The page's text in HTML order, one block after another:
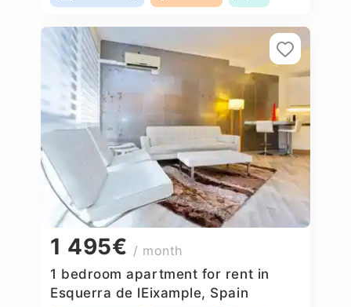
1 495€ / month
1 bedroom apartment for rent in
Esquerra de lEixample, Spain